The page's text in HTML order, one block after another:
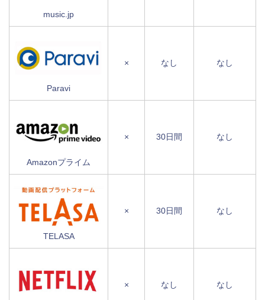
music.jp
Paravi
× なし なし
Amazonプライム
× 30日間 なし
TELASA
× 30日間 なし
× なし なし